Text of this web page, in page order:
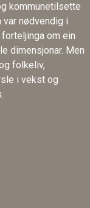
kommunetilsette
nødvendig i
om ein
dimensjonar. Men
folkeliv,
i vekst og